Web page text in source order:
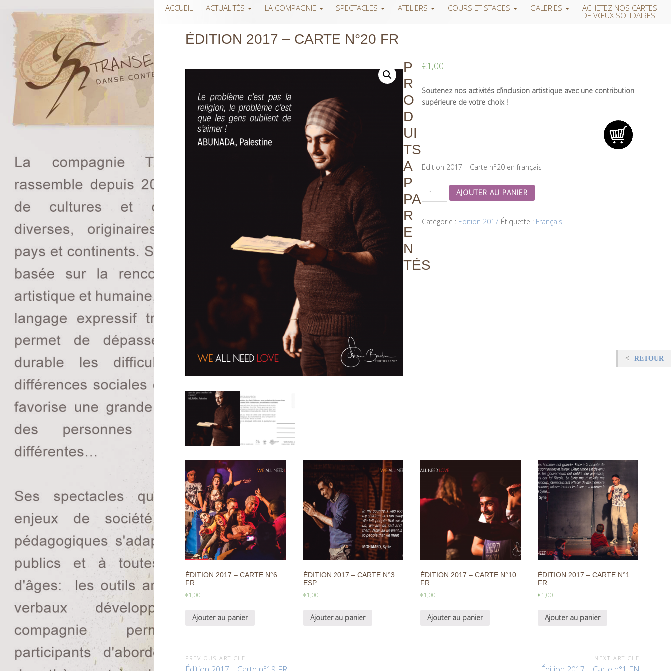
ÉDITION 2017 – CARTE N°20 FR
€1,00
Soutenez nos activités d’inclusion artistique avec une contribution
supérieure de votre choix !
Édition 2017 – Carte n°20 en français
AJOUTER AU PANIER
Catégorie : Edition 2017 Étiquette : Français
P
R
O
D
UI
TS
A
P
PA
R
E
N
TÉS
ÉDITION 2017 – CARTE N°6
FR
€1,00
Ajouter au panier
ÉDITION 2017 – CARTE N°3
ESP
€1,00
Ajouter au panier
ÉDITION 2017 – CARTE N°10
FR
€1,00
Ajouter au panier
ÉDITION 2017 – CARTE N°1
FR
€1,00
Ajouter au panier
PREVIOUS ARTICLE
Édition 2017 – Carte n°19 FR
NEXT ARTICLE
Édition 2017 – Carte n°1 EN
RETOUR
ACCUEIL ACTUALITÉS LA COMPAGNIE SPECTACLES ATELIERS COURS ET STAGES GALERIES ACHETEZ NOS CARTES
DE VŒUX SOLIDAIRES